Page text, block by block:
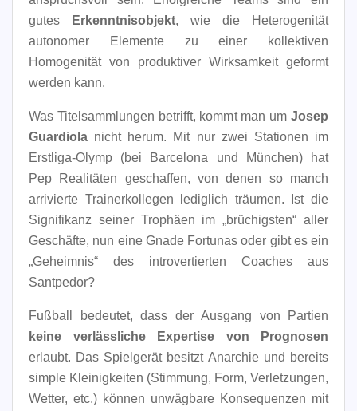
gutes
Erkenntnisobjekt, wie die Heterogenität
autonomer Elemente zu einer kollektiven
Homogenität von produktiver Wirksamkeit geformt
werden kann.
Was Titelsammlungen betrifft, kommt man um Josep
Guardiola nicht herum. Mit nur zwei Stationen im
Erstliga-Olymp (bei Barcelona und München) hat
Pep Realitäten geschaffen, von denen so manch
arrivierte Trainerkollegen lediglich träumen. Ist die
Signifikanz seiner Trophäen im „brüchigsten“ aller
Geschäfte, nun eine Gnade Fortunas oder gibt es ein
„Geheimnis“ des introvertierten Coaches aus
Santpedor?
Fußball bedeutet, dass der Ausgang von Partien
keine verlässliche Expertise von Prognosen
erlaubt. Das Spielgerät besitzt Anarchie und bereits
simple Kleinigkeiten (Stimmung, Form, Verletzungen,
Wetter, etc.) können unwägbare Konsequenzen mit